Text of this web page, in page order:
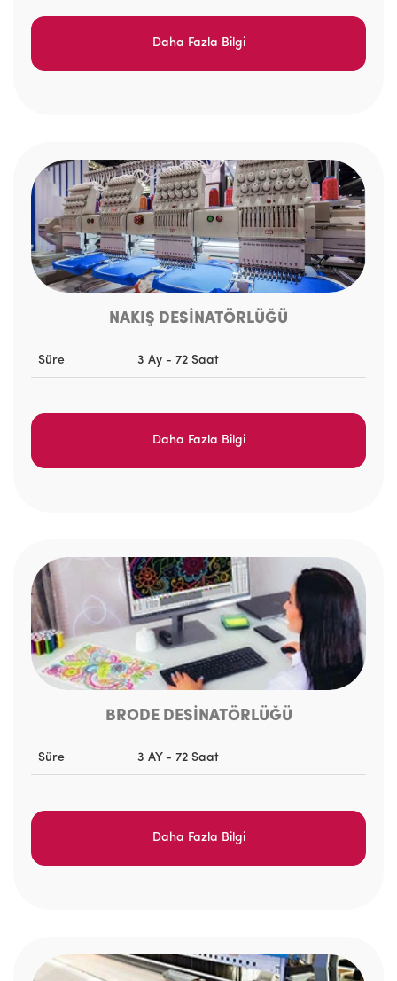
Daha Fazla Bilgi
NAKIŞ DESİNATÖRLÜĞÜ
Süre 3 Ay - 72 Saat
Daha Fazla Bilgi
BRODE DESİNATÖRLÜĞÜ
Süre 3 AY - 72 Saat
Daha Fazla Bilgi